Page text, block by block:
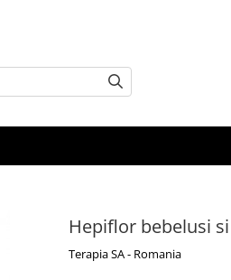
Hepiflor bebelusi
Terapia SA - Romania